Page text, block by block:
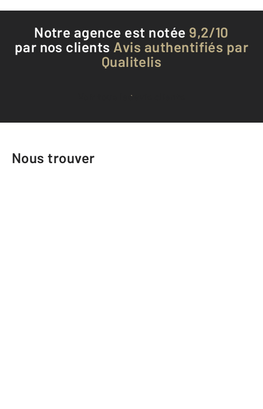
Notre agence est notée 9,2/10
par nos clients Avis authentifiés par
Qualitelis
Voir tous les avis clients
Nous trouver